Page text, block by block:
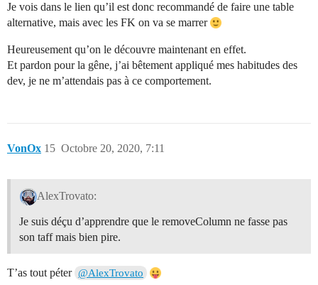
Je vois dans le lien qu’il est donc recommandé de faire une table
alternative, mais avec les FK on va se marrer
Heureusement qu’on le découvre maintenant en effet.
Et pardon pour la gêne, j’ai bêtement appliqué mes habitudes des
dev, je ne m’attendais pas à ce comportement.
VonOx Octobre 20, 2020, 7:11
15
AlexTrovato:
Je suis déçu d’apprendre que le removeColumn ne fasse pas
son taff mais bien pire.
T’as tout péter @AlexTrovato